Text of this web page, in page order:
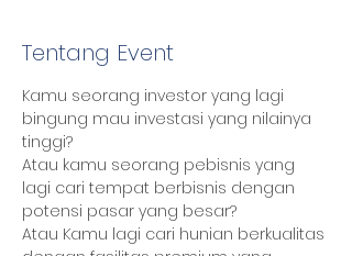
Tentang Event
Kamu seorang investor yang lagi
bingung mau investasi yang nilainya
Atau kamu seorang pebisnis yang
lagi cari tempat berbisnis dengan
Atau Kamu lagi cari hunian berkualitas